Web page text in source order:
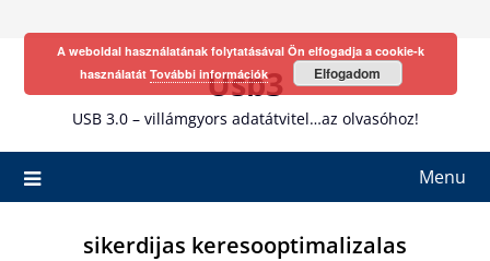
Usb3
USB 3.0 – villámgyors adatátvitel…az olvasóhoz!
Menu
sikerdijas keresooptimalizalas
A weboldal használatának folytatásával Ön elfogadja a cookie-k
használatát További információk Elfogadom